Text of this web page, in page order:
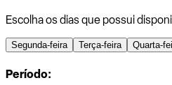
Escolha os dias que possui
Segunda-feira Terça-feira Quarta-
Período: